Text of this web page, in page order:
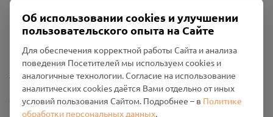
Пользовательское соглашение
Политика конфиденциальности
Промо-материалы
Настройки cookies
Общество с ограниченной ответственностью «Смоленский
Проект Помним»
Об использовании cookies и улучшении
пользовательского опыта на Сайте
Для обеспечения корректной работы Сайта и анализа
поведения Посетителей мы используем cookies и
аналогичные технологии. Согласие на использование
аналитических cookies даётся Вами отдельно от иных
условий пользования Сайтом. Подробнее – в Политике
обработки персональных данных.